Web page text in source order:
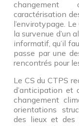
changement
caractérisation
l’envirotypage.
la survenue d’un
informatif, qu’il
passe par une
rencontrés pour
Le CS du CTPS
d’anticipation et
changement
orientations
des lieux et des